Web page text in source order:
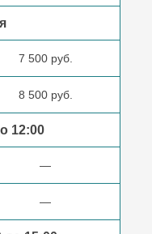
7 500 руб.
8 500 руб.
12:00
—
—